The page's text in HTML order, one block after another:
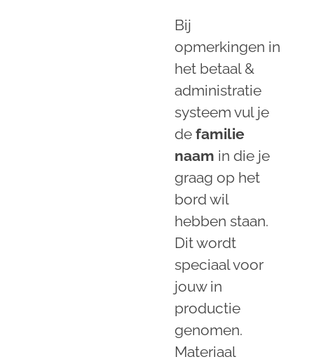
Bij
opmerkingen in
het betaal &
administratie
systeem vul je
de familie
naam in die je
graag op het
bord wil
hebben staan.
Dit wordt
speciaal voor
jouw in
productie
genomen.
Materiaal